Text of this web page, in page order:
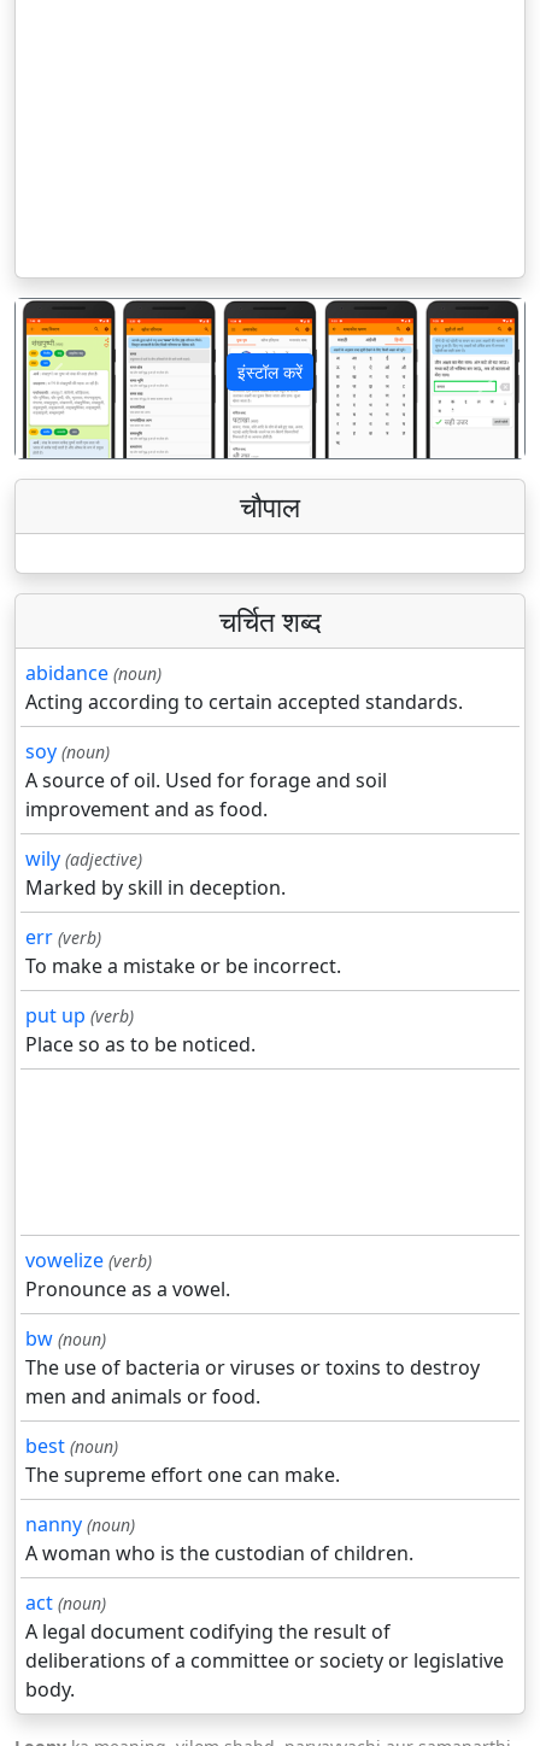
इंस्टॉल करें
पिछला अगला
चौपाल
चर्चित शब्द
abidance (noun)
Acting according to certain accepted standards.
soy (noun)
A source of oil. Used for forage and soil
improvement and as food.
wily (adjective)
Marked by skill in deception.
err (verb)
To make a mistake or be incorrect.
put up (verb)
Place so as to be noticed.
vowelize (verb)
Pronounce as a vowel.
bw (noun)
The use of bacteria or viruses or toxins to destroy
men and animals or food.
best (noun)
The supreme effort one can make.
nanny (noun)
A woman who is the custodian of children.
act (noun)
A legal document codifying the result of
deliberations of a committee or society or legislative
body.